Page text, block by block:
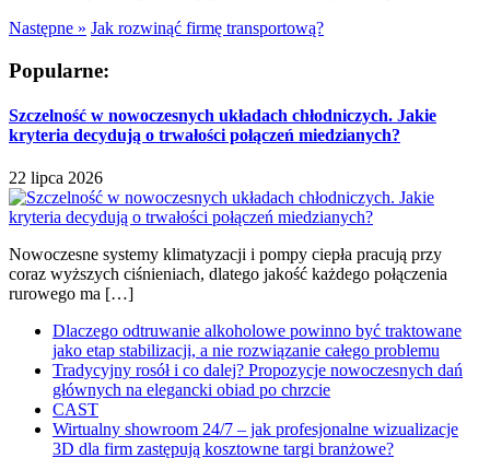
Następne » Jak rozwinąć firmę transportową?
Popularne:
Szczelność w nowoczesnych układach chłodniczych. Jakie
kryteria decydują o trwałości połączeń miedzianych?
22 lipca 2026
Nowoczesne systemy klimatyzacji i pompy ciepła pracują przy
coraz wyższych ciśnieniach, dlatego jakość każdego połączenia
rurowego ma […]
Dlaczego odtruwanie alkoholowe powinno być traktowane
jako etap stabilizacji, a nie rozwiązanie całego problemu
Tradycyjny rosół i co dalej? Propozycje nowoczesnych dań
głównych na elegancki obiad po chrzcie
CAST
Wirtualny showroom 24/7 – jak profesjonalne wizualizacje
3D dla firm zastępują kosztowne targi branżowe?